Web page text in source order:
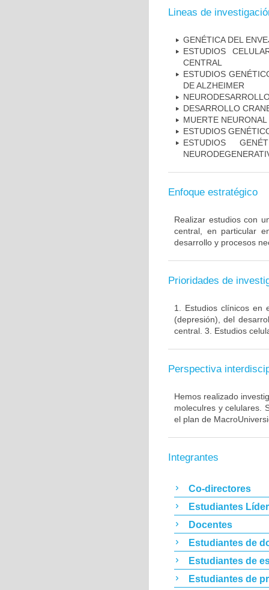
Lineas de
GENÉTICA DEL
ESTUDIOS
CENTRAL
ESTUDIOS
DE ALZHEIMER
DESARROLLO
MUERTE
ESTUDIOS
ESTUDIOS
Enfoque estratégico
Realizar estudios con
central, en particular
desarrollo y procesos
Prioridades de
1. Estudios clínicos en
(depresión), del
central. 3. Estudios
Perspectiva
Hemos realizado
moleculres y celulares.
el plan de
Integrantes
Co-directores
Estudiantes
Docentes
Estudiantes de
Estudiantes de
Estudiantes de